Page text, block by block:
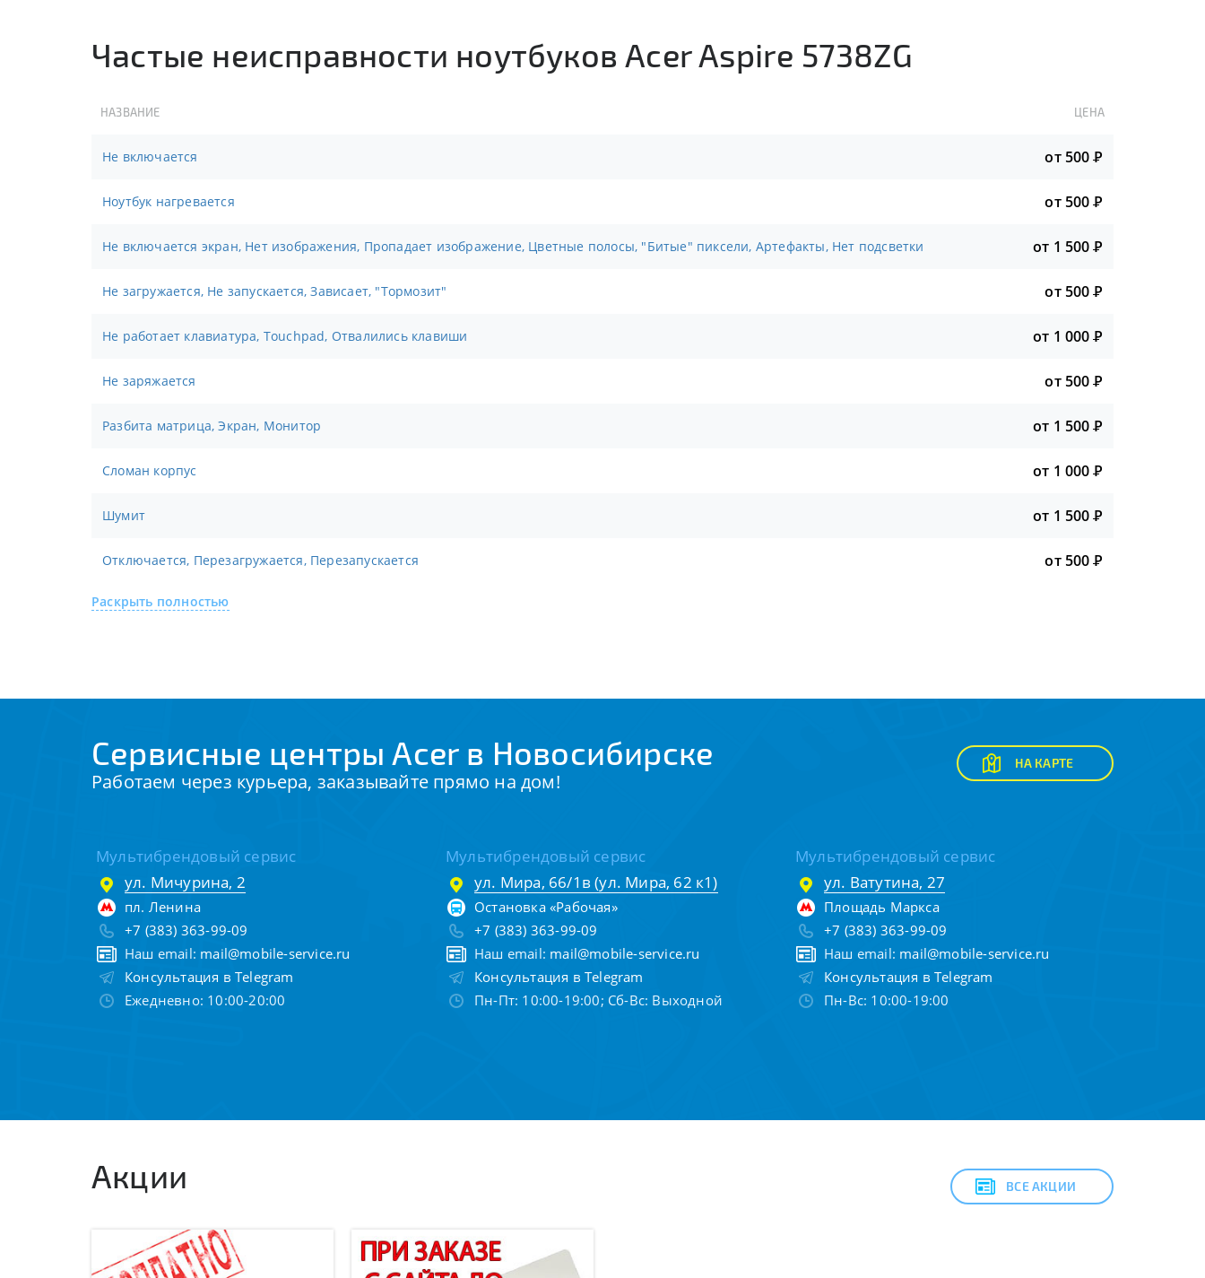
Частые неисправности ноутбуков Acer Aspire 5738ZG
НАЗВАНИЕ ЦЕНА
Не включается от 500Р
Ноутбук нагревается от 500Р
Не включается экран, Нет изображения, Пропадает изображение, Цветные полосы, "Битые" пиксели, Артефакты, Нет подсветки от 1 500Р
Не загружается, Не запускается, Зависает, "Тормозит" от 500Р
Не работает клавиатура, Touchpad, Отвалились клавиши от 1 000Р
Не заряжается от 500Р
Разбита матрица, Экран, Монитор от 1 500Р
Сломан корпус от 1 000Р
Шумит от 1 500Р
Отключается, Перезагружается, Перезапускается от 500Р
Раскрыть полностью
Сервисные центры Acer в Новосибирске
Работаем через курьера, заказывайте прямо на дом!
НА КАРТЕ
Мультибрендовый сервис
ул. Мичурина, 2
пл. Ленина
+7 (383) 363-99-09
Наш email: mail@mobile-service.ru
Консультация в Telegram
Ежедневно: 10:00-20:00
Мультибрендовый сервис
ул. Мира, 66/1в (ул. Мира, 62 к1)
Остановка «Рабочая»
+7 (383) 363-99-09
Наш email: mail@mobile-service.ru
Консультация в Telegram
Пн-Пт: 10:00-19:00; Сб-Вс: Выходной
Мультибрендовый сервис
ул. Ватутина, 27
Площадь Маркса
+7 (383) 363-99-09
Наш email: mail@mobile-service.ru
Консультация в Telegram
Пн-Вс: 10:00-19:00
Акции ВСЕ АКЦИИ